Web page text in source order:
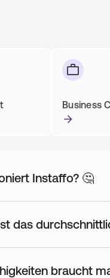
Business
Instaffo? 🤔
das
braucht